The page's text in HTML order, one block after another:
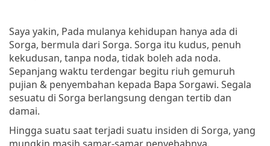
Saya yakin, Pada mulanya kehidupan hanya ada di
Sorga, bermula dari Sorga. Sorga itu kudus, penuh
kekudusan, tanpa noda, tidak boleh ada noda.
Sepanjang waktu terdengar begitu riuh gemuruh
pujian & penyembahan kepada Bapa Sorgawi. Segala
sesuatu di Sorga berlangsung dengan tertib dan
damai.
Hingga suatu saat terjadi suatu insiden di Sorga, yang
mungkin masih samar-samar penyebabnya.